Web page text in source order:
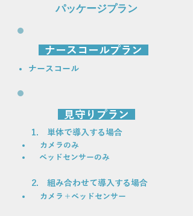
パッケージプラン
ナースコールプラン
​ナースコール
見守りプラン
1. 単体で導入する場合
カメラのみ
​ ベッドセンサーのみ​
2. 組み合わせて導入する場合
カメラ＋ベッドセンサー​